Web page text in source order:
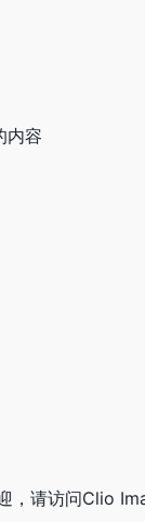
内容
请访问Clio